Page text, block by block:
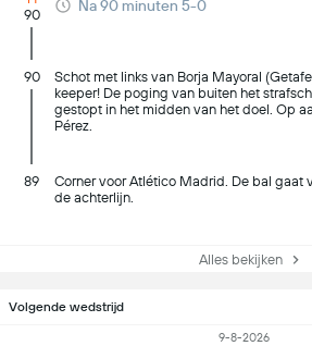
90
Na 90 minuten 5-0
90
Schot met links van Borja Mayoral
keeper! De poging van buiten het
gestopt in het midden van het doel. Op
Pérez.
89
Corner voor Atlético Madrid. De bal gaat
de achterlijn.
Alles bekijken
Volgende wedstrijd
9-8-2026